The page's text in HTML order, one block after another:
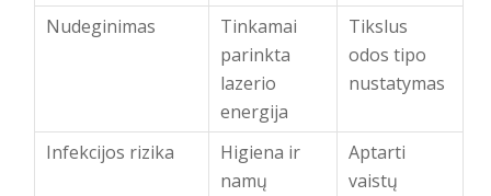
Nudeginimas
Tinkamai
parinkta
lazerio
energija
Tikslus
odos tipo
nustatymas
Infekcijos rizika
Higiena ir
namų
Aptarti
vaistų